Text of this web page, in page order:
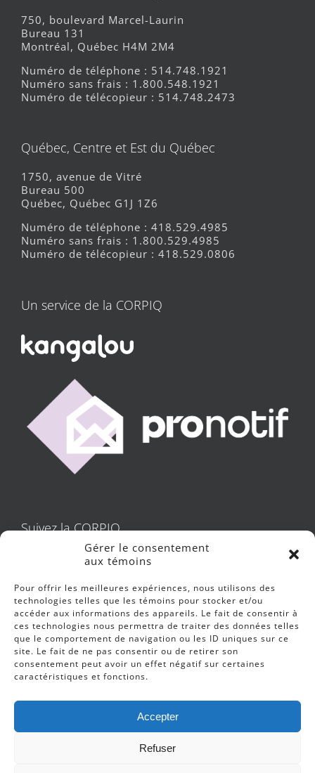
Gérer le consentement
aux témoins
Pour offrir les meilleures expériences, nous utilisons des
technologies telles que les témoins pour stocker et/ou
accéder aux informations des appareils. Le fait de consentir à
ces technologies nous permettra de traiter des données telles
que le comportement de navigation ou les ID uniques sur ce
site. Le fait de ne pas consentir ou de retirer son
consentement peut avoir un effet négatif sur certaines
caractéristiques et fonctions.
Accepter
Refuser
750, boulevard Marcel-Laurin
Bureau 131
Montréal, Québec H4M 2M4
Numéro de téléphone : 514.748.1921
Numéro sans frais : 1.800.548.1921
Numéro de télécopieur : 514.748.2473
Québec, Centre et Est du Québec
1750, avenue de Vitré
Bureau 500
Québec, Québec G1J 1Z6
Numéro de téléphone : 418.529.4985
Numéro sans frais : 1.800.529.4985
Numéro de télécopieur : 418.529.0806
Un service de la CORPIQ
Suivez la CORPIQ
Protection des données personnelles